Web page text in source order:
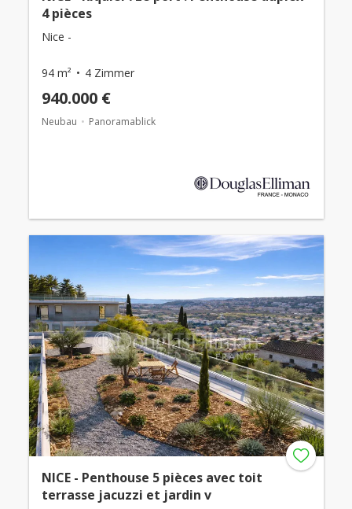
4 pièces
Nice -
94 m² 4 Zimmer
940.000 €
Neubau Panoramablick
NICE - Penthouse 5 pièces avec toit
terrasse jacuzzi et jardin v